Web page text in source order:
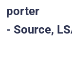
porter
- Source,